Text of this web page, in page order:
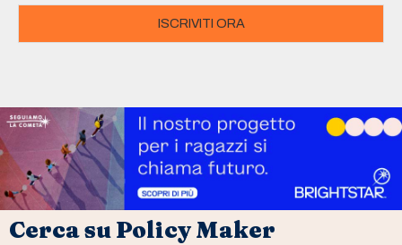
ISCRIVITI ORA
Cerca su Policy Maker